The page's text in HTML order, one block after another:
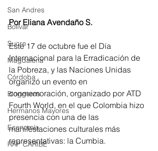
San Andres
Bolívar
Sucre
Magdalena
Córdoba
Bloggeros
Hermanos Mayores
Economía
RAP CARIBE
Por Eliana Avendaño S.
Este 17 de octubre fue el Día
Internacional para la Erradicación de
la Pobreza, y las Naciones Unidas
organizó un evento en
conmemoración, organizado por ATD
Fourth World, en el que Colombia hizo
presencia con una de las
manifestaciones culturales más
representativas: la Cumbia.